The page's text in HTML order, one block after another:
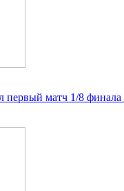
первый матч 1/8